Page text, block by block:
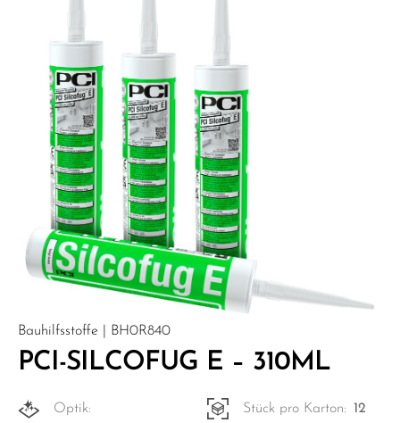
Bauhilfsstoffe | BH0R840
PCI-SILCOFUG E – 310ML
Optik: Stück pro Karton: 12